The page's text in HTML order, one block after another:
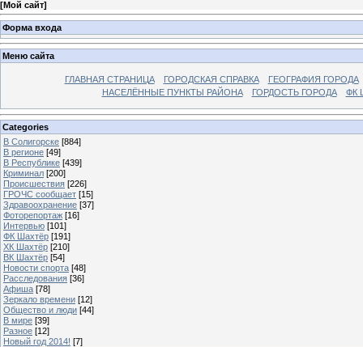
[Мой сайт]
Форма входа
Меню сайта
ГЛАВНАЯ СТРАНИЦА ГОРОДСКАЯ СПРАВКА
ГЕОГРАФИЯ ГОРОДА
НАСЕЛЁННЫЕ ПУНКТЫ РАЙОНА
ГОРДОСТЬ ГОРОДА ФК
Categories
В Солигорске [884]
В регионе [49]
В Республике [439]
Криминал [200]
Происшествия [226]
ГРОЧС сообщает [15]
Здравоохранение [37]
Фоторепортаж [16]
Интервью [101]
ФК Шахтёр [191]
ХК Шахтёр [210]
ВК Шахтёр [54]
Новости спорта [48]
Расследования [36]
Афиша [78]
Зеркало времени [12]
Общество и люди [44]
В мире [39]
Разное [12]
Новый год 2014! [7]